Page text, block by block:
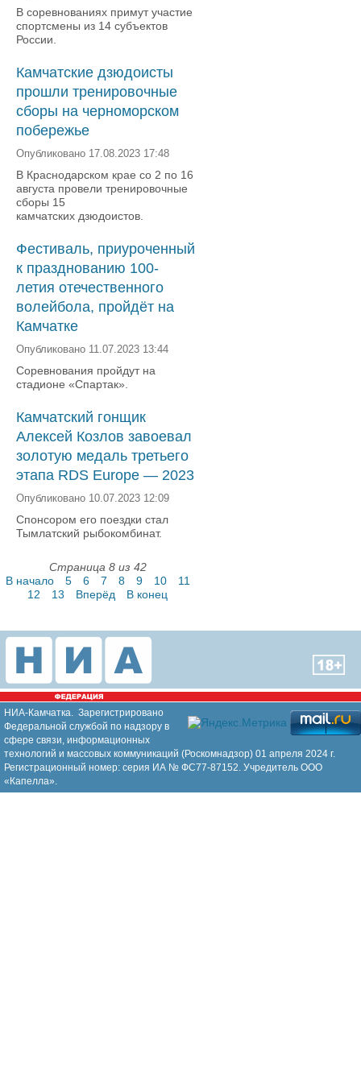
В соревнованиях примут участие
спортсмены из 14 субъектов
России.
Камчатские дзюдоисты
прошли тренировочные
сборы на черноморском
побережье
Опубликовано 17.08.2023 17:48
В Краснодарском крае со 2 по 16
августа провели тренировочные
сборы 15
камчатских дзюдоистов.
Фестиваль, приуроченный
к празднованию 100-
летия отечественного
волейбола, пройдёт на
Камчатке
Опубликовано 11.07.2023 13:44
Соревнования пройдут на
стадионе «Спартак».
Камчатский гонщик
Алексей Козлов завоевал
золотую медаль третьего
этапа RDS Europe — 2023
Опубликовано 10.07.2023 12:09
Спонсором его поездки стал
Тымлатский рыбокомбинат.
Страница 8 из 42
В начало
5 6 7 8 9 10
11
12
13 Вперёд В конец
НИА-Камчатка. Зарегистрировано
Федеральной службой по надзору в
сфере связи, информационных
технологий и массовых коммуникаций (Роскомнадзор) 01 апреля 2024 г.
Регистрационный номер: серия ИА № ФС77-87152. Учредитель ООО
«Капелла».